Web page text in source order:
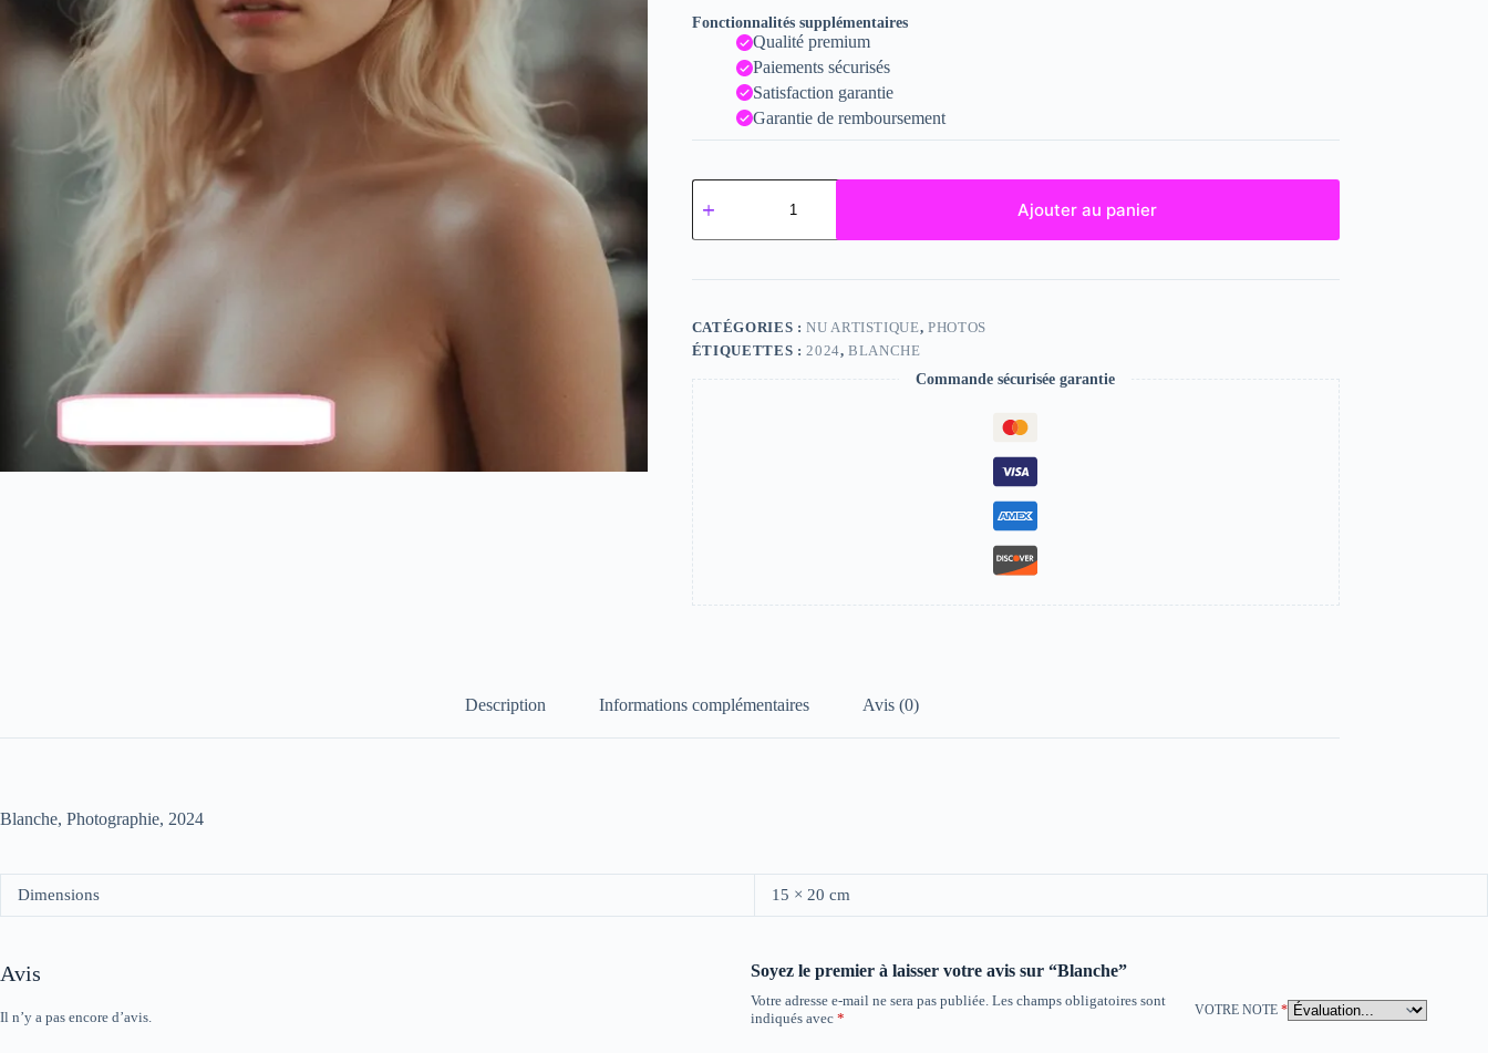
Fonctionnalités supplémentaires
Qualité premium
Paiements sécurisés
Satisfaction garantie
Garantie de remboursement
quantité
de
Ajouter au panier
CATÉGORIES :NU ARTISTIQUE,PHOTOS
ÉTIQUETTES : 2024,BLANCHE
Commande sécurisée garantie
Description Informations complémentaires Avis (0)
Blanche, Photographie, 2024
Dimensions 15 × 20 cm
Avis
Il n’y a pas encore d’avis.
Soyez le premier à laisser votre avis sur “Blanche”
Votre adresse e-mail ne sera pas publiée. Les champs obligatoires sont
indiqués avec *
VOTRE NOTE *